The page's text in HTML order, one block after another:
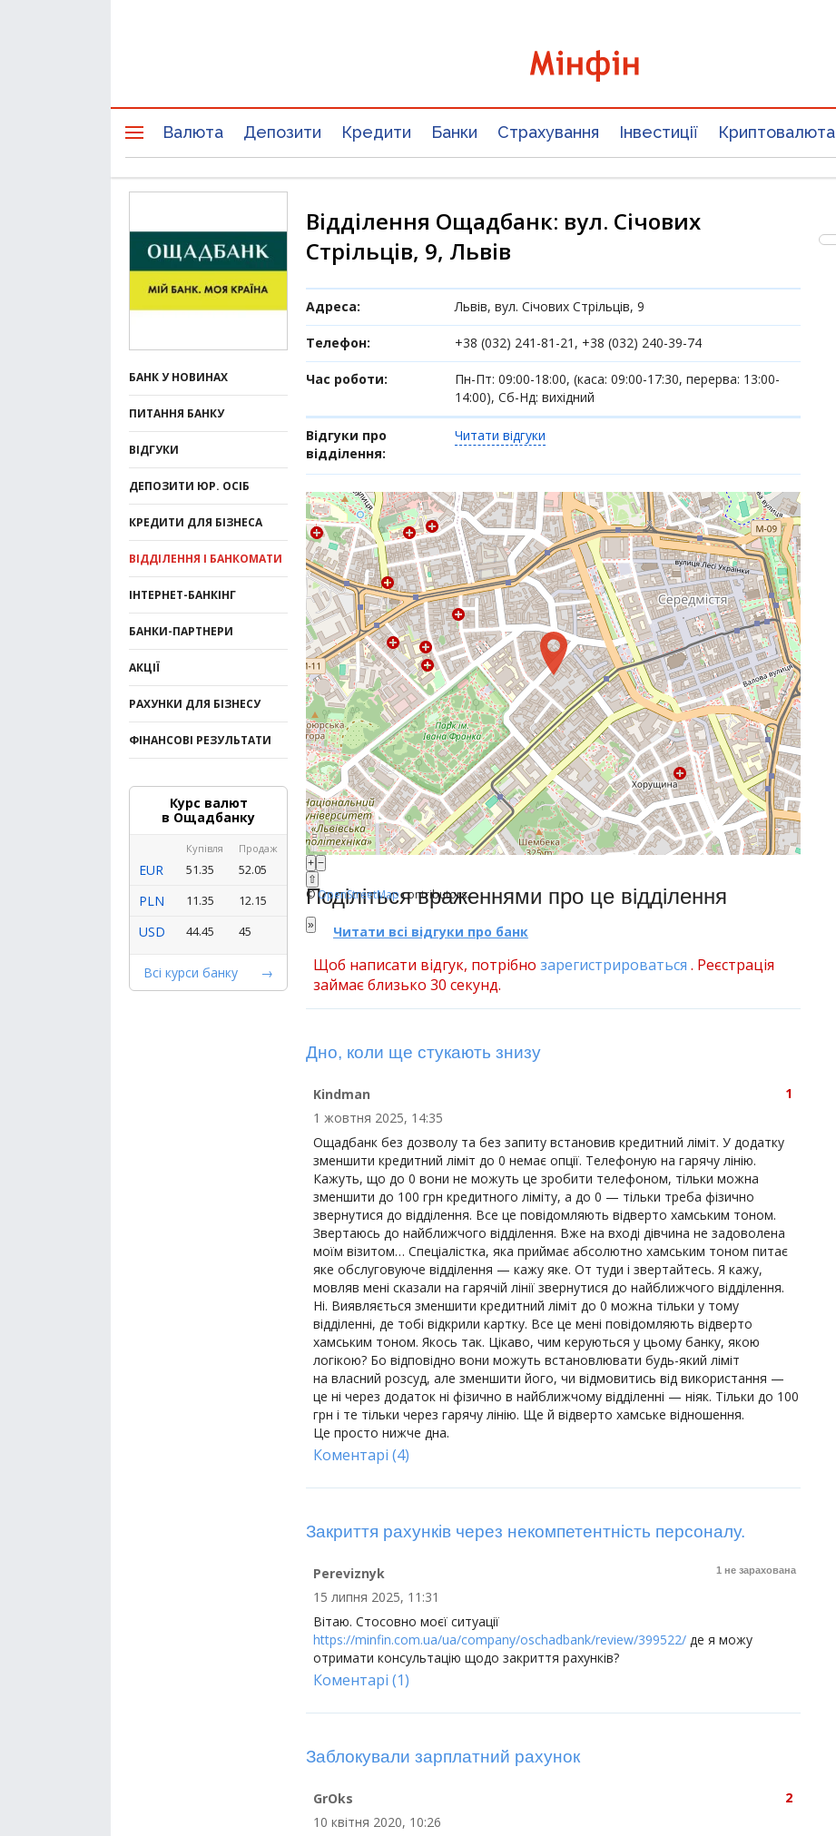
Валюта Депозити Кредити Банки Страхування Інвестиції Криптовалюта
БАНК У НОВИНАХ
ПИТАННЯ БАНКУ
ВІДГУКИ
ДЕПОЗИТИ ЮР. ОСІБ
КРЕДИТИ ДЛЯ БІЗНЕСА
ВІДДІЛЕННЯ І БАНКОМАТИ
ІНТЕРНЕТ-БАНКІНГ
БАНКИ-ПАРТНЕРИ
АКЦІЇ
РАХУНКИ ДЛЯ БІЗНЕСУ
ФІНАНСОВІ РЕЗУЛЬТАТИ
Курс валют
в Ощадбанку
Купівля Продаж
EUR 51.35 52.05
PLN 11.35 12.15
USD 44.45 45
Всі курси банку
Відділення Ощадбанк: вул. Січових
Стрільців, 9, Львів
Адреса: Львів, вул. Січових Стрільців, 9
Телефон: +38 (032) 241-81-21, +38 (032) 240-39-74
Час роботи:
Пн-Пт: 09:00-18:00, (каса: 09:00-17:30, перерва: 13:00-
14:00), Сб-Нд: вихідний
Відгуки про
відділення:
Читати відгуки
+ −
⇧
©OpenStreetMapcontributors.
»
Поділіться враженнями про це відділення
Читати всі відгуки про банк
Щоб написати відгук, потрібно зарегистрироваться . Реєстрація
займає близько 30 секунд.
Дно, коли ще стукають знизу
1
Kindman
1 жовтня 2025, 14:35
Ощадбанк без дозволу та без запиту встановив кредитний ліміт. У додатку
зменшити кредитний ліміт до 0 немає опції. Телефоную на гарячу лінію.
Кажуть, що до 0 вони не можуть це зробити телефоном, тільки можна
зменшити до 100 грн кредитного ліміту, а до 0 — тільки треба фізично
звернутися до відділення. Все це повідомляють відверто хамським тоном.
Звертаюсь до найближчого відділення. Вже на вході дівчина не задоволена
моїм візитом… Спеціалістка, яка приймає абсолютно хамським тоном питає
яке обслуговуюче відділення — кажу яке. От туди і звертайтесь. Я кажу,
мовляв мені сказали на гарячій лінії звернутися до найближчого відділення.
Ні. Виявляється зменшити кредитний ліміт до 0 можна тільки у тому
відділенні, де тобі відкрили картку. Все це мені повідомляють відверто
хамським тоном. Якось так. Цікаво, чим керуються у цьому банку, якою
логікою? Бо відповідно вони можуть встановлювати будь-який ліміт
на власний розсуд, але зменшити його, чи відмовитись від використання —
це ні через додаток ні фізично в найближчому відділенні — ніяк. Тільки до 100
грн і те тільки через гарячу лінію. Ще й відверто хамське відношення.
Це просто нижче дна.
Коментарі (4)
Закриття рахунків через некомпетентність персоналу.
1 не зарахована
Pereviznyk
15 липня 2025, 11:31
Вітаю. Стосовно моєї ситуації
https://minfin.com.ua/ua/company/oschadbank/review/399522/ де я можу
отримати консультацію щодо закриття рахунків?
Коментарі (1)
Заблокували зарплатний рахунок
2
GrOks
10 квітня 2020, 10:26